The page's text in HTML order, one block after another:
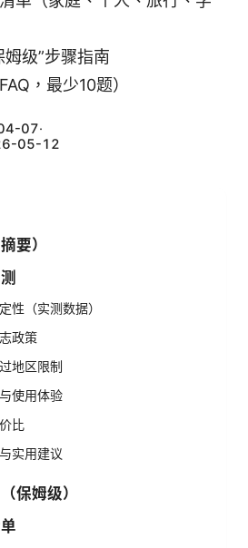
级”步骤指南
，最少10题）
07·
05-12
要）
性（实测数据）
政策
地区限制
使用体验
比
实用建议
保姆级）